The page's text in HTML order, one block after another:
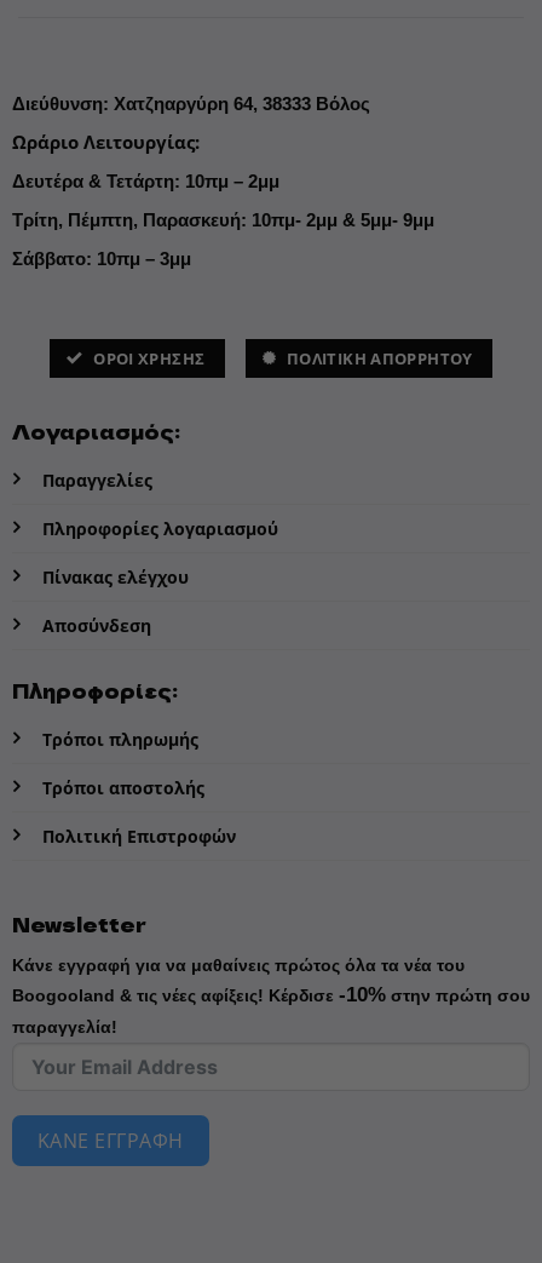
Διεύθυνση: Χατζηαργύρη 64, 38333 Βόλος
Ωράριο Λειτουργίας:
Δευτέρα & Τετάρτη: 10πμ – 2μμ
Τρίτη, Πέμπτη, Παρασκευή: 10πμ- 2μμ & 5μμ- 9μμ
Σάββατο: 10πμ – 3μμ
ΌΡΟΙ ΧΡΗΣΗΣ ΠΟΛΙΤΙΚΗ ΑΠΟΡΡΗΤΟΥ
Λογαριασμός:
Παραγγελίες
Πληροφορίες λογαριασμού
Πίνακας ελέγχου
Αποσύνδεση
Πληροφορίες:
Τρόποι πληρωμής
Τρόποι αποστολής
Πολιτική Επιστροφών
Newsletter
Κάνε εγγραφή για να μαθαίνεις πρώτος όλα τα νέα του
Boogooland & τις νέες αφίξεις! Κέρδισε -10%στην πρώτη σου
παραγγελία!
ΚΑΝΕ ΕΓΓΡΑΦΗ